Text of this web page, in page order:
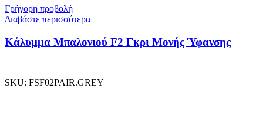
Γρήγορη προβολή
Διαβάστε περισσότερα
Κάλυμμα Μπαλονιού F2 Γκρι Μονής Ύφανσης
SKU: FSF02PAIR.GREY